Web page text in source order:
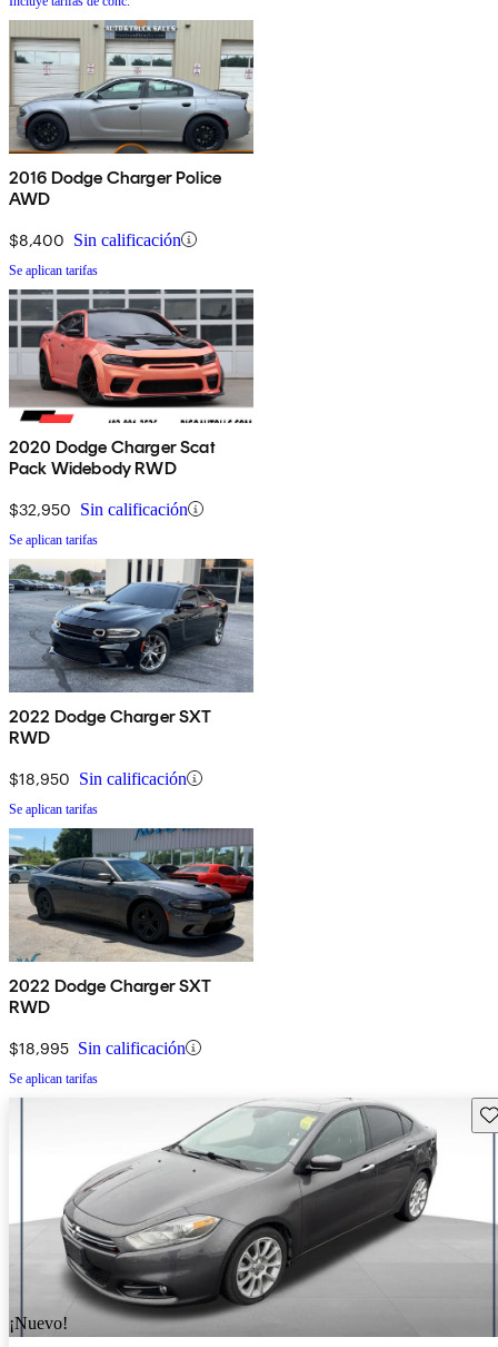
2016 Dodge Charger Police
AWD
$8,400 Sin calificación
Se aplican tarifas
2020 Dodge Charger Scat
Pack Widebody RWD
$32,950 Sin calificación
Se aplican tarifas
2022 Dodge Charger SXT
RWD
$18,950 Sin calificación
Se aplican tarifas
2022 Dodge Charger SXT
RWD
$18,995 Sin calificación
Se aplican tarifas
¡Nuevo!